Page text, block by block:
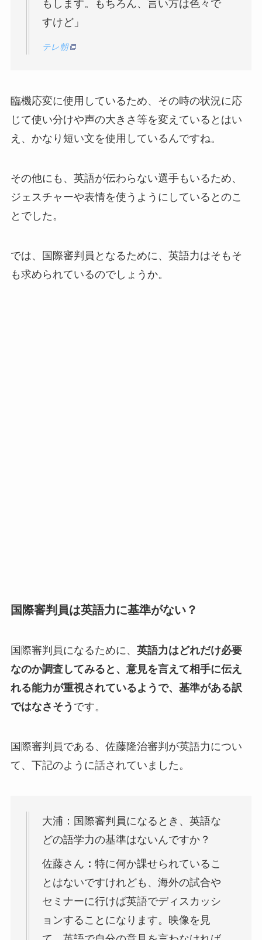
もします。もちろん、言い方は色々で
すけど」
テレ朝
臨機応変に使用しているため、その時の状況に応
じて使い分けや声の大きさ等を変えているとはい
え、かなり短い文を使用しているんですね。
その他にも、英語が伝わらない選手もいるため、
ジェスチャーや表情を使うようにしているとのこ
とでした。
では、国際審判員となるために、英語力はそもそ
も求められているのでしょうか。
国際審判員は英語力に基準がない？
国際審判員になるために、 英語力はどれだけ必要
なのか調査してみると、意見を言えて相手に伝え
れる能力が重視されているようで、基準がある訳
ではなさそう です。
国際審判員である、佐藤隆治審判が英語力につい
て、下記のように話されていました。
大浦：国際審判員になるとき、英語な
どの語学力の基準はないんですか？
佐藤さん ： 特に何か課せられているこ
とはないですけれども、海外の試合や
セミナーに行けば英語でディスカッシ
ョンすることになります。映像を見